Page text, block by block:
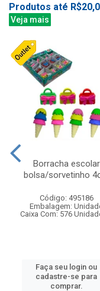
Produtos até
Veja mais
Borracha escolar
bolsa/sorvetinho
Código: 495186
Embalagem:
Caixa Com: 576
Faça seu login ou
cadastre-se para
comprar.